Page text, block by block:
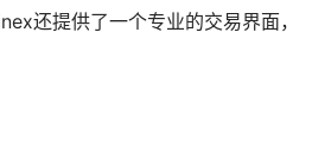
还提供了一个专业的交易界面，